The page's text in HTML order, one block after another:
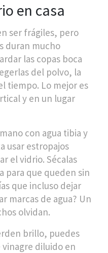
en casa
ser frágiles, pero
duran mucho
las copas boca
del polvo, la
tiempo. Lo mejor es
y en un lugar
con agua tibia y
usar estropajos
el vidrio. Sécalas
para que queden sin
que incluso dejar
marcas de agua? Un
olvidan.
brillo, puedes
diluido en